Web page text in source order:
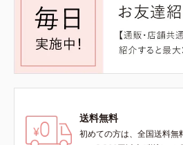
送料無料
初めての方は、全国送料